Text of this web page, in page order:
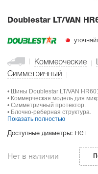
Doublestar LT/VAN
Коммерческие
Симметричный
• Шины Doublestar LT/VAN
• Коммерческая модель для
• Симметричный протектор.
• Блочно-реберная структура.
Показать полностью
Доступные диаметры: нет
Нет в наличии